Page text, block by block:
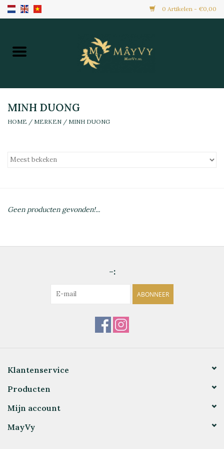
0 Artikelen - €0,00
Home
Nieuw Binnen
Alle Producten
MINH DUONG
HOME / MERKEN / MINH DUONG
Geen producten gevonden!...
-:
ABONNEER
Klantenservice
Producten
Mijn account
MayVy